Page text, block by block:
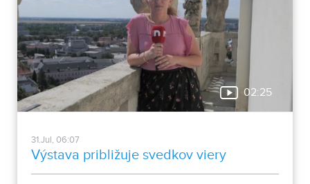
02:25
31.Jul, 06:07
Výstava približuje svedkov viery